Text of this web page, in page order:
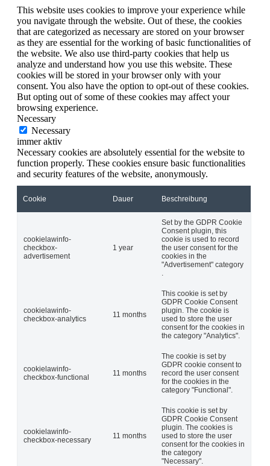
This website uses cookies to improve your experience while
you navigate through the website. Out of these, the cookies
that are categorized as necessary are stored on your browser
as they are essential for the working of basic functionalities of
the website. We also use third-party cookies that help us
analyze and understand how you use this website. These
cookies will be stored in your browser only with your
consent. You also have the option to opt-out of these cookies.
But opting out of some of these cookies may affect your
browsing experience.
Necessary
Necessary
immer aktiv
Necessary cookies are absolutely essential for the website to
function properly. These cookies ensure basic functionalities
and security features of the website, anonymously.
Cookie Dauer Beschreibung
cookielawinfo-
checkbox-
advertisement
1 year
Set by the GDPR Cookie
Consent plugin, this
cookie is used to record
the user consent for the
cookies in the
"Advertisement" category
cookielawinfo-
checkbox-analytics
11 months
This cookie is set by
GDPR Cookie Consent
plugin. The cookie is
used to store the user
consent for the cookies in
the category "Analytics".
cookielawinfo-
checkbox-functional
11 months
The cookie is set by
GDPR cookie consent to
record the user consent
for the cookies in the
category "Functional".
cookielawinfo-
checkbox-necessary
11 months
This cookie is set by
GDPR Cookie Consent
plugin. The cookies is
used to store the user
consent for the cookies in
the category
"Necessary".